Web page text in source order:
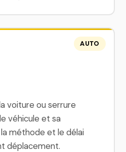
voiture ou serrure
véhicule et sa
méthode et le délai
déplacement.
AUTO